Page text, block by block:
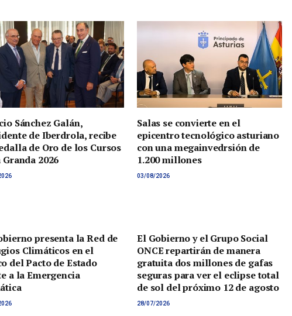
Sánchez Galán,
de Iberdrola, recibe
de Oro de los Cursos
Granda 2026
Salas se convierte en el
epicentro tecnológico asturiano
con una megainvedrsión de
1.200 millones
03/08/2026
presenta la Red de
Climáticos en el
del Pacto de Estado
a la Emergencia
El Gobierno y el Grupo Social
ONCE repartirán de manera
gratuita dos millones de gafas
seguras para ver el eclipse total
de sol del próximo 12 de agosto
28/07/2026